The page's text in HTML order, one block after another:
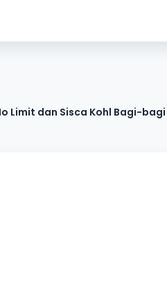
Limit dan Sisca Kohl Bagi-